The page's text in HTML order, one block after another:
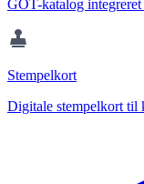
GOT-katalog
Stempelkort
Digitale stempelkort til